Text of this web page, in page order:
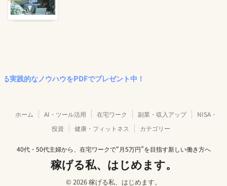
ノウハウをPDFでプレゼント中！
ホーム AI・ツール活用 在宅ワーク 副業・収入アップ
NISA・
投資
健康・フィットネス カテゴリー
40代・50代主婦から、在宅ワークで“月5万円”を目指す新しい働き方へ
稼げる私、はじめます。
© 2026 稼げる私、はじめます。